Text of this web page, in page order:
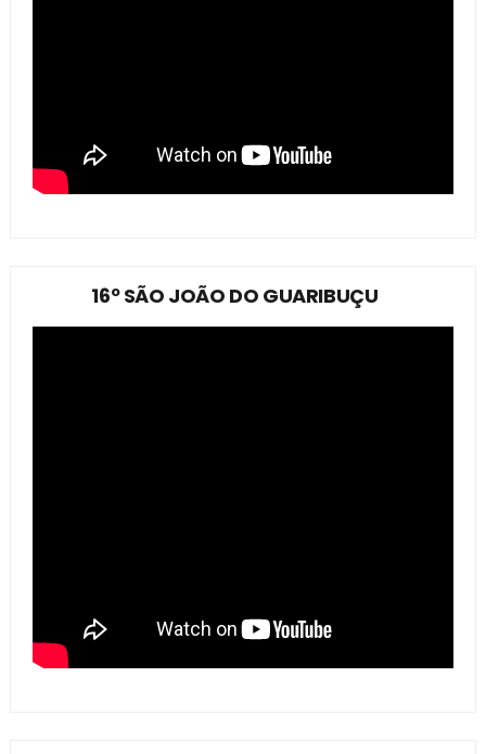
16º SÃO JOÃO DO GUARIBUÇU